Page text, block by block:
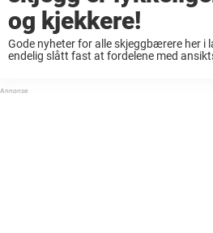
og kjekkere!
Gode nyheter for alle skjeggbærere her i
endelig slått fast at fordelene med